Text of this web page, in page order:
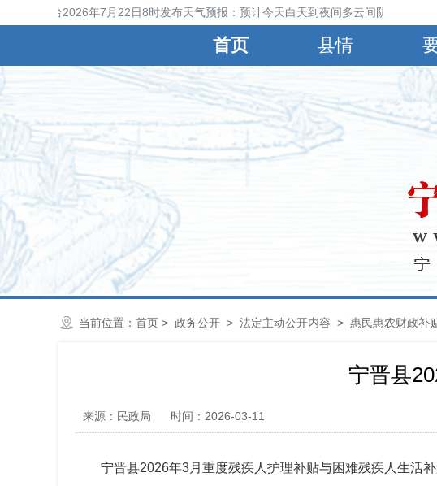
县气象台2026年7月22日8时发布天气预报：预计今天白天到夜间多云间阴，有小
首页 县情
当前位置： 首页 > 政务公开 > 法定主动公开内容 > 惠民惠农财政补
宁晋县
来源：民政局 时间：2026-03-11
宁晋县2026年3月重度残疾人护理补贴与困难残疾人生活